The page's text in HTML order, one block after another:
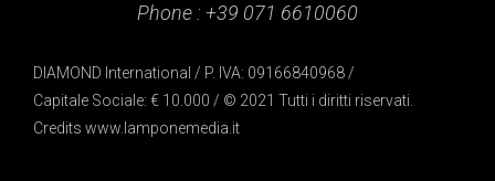
Phone : +39 071 6610060
DIAMOND International / P. IVA: 09166840968 /
Capitale Sociale: € 10.000 / © 2021 Tutti i diritti riservati.
Credits www.lamponemedia.it